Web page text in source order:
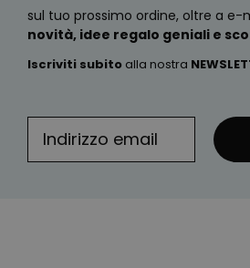
sul tuo prossimo ordine, oltre a e-
novità, idee regalo geniali e
Iscriviti subito alla nostra